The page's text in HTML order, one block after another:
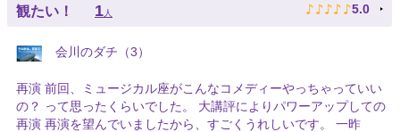
観たい！ 1人 ♪ ♪ ♪ ♪ ♪ 5.0
会川のダチ（3）
再演 前回、ミュージカル座がこんなコメディーやっちゃっていい
の？ って思ったくらいでした。 大講評によりパワーアップしての
再演 再演を望んでいましたから、すごくうれしいです。 一昨